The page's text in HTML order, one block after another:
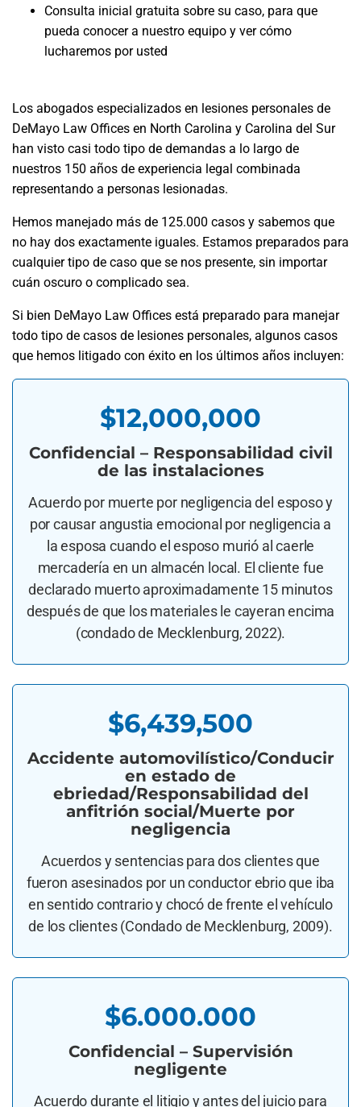
Consulta inicial gratuita sobre su caso, para que
pueda conocer a nuestro equipo y ver cómo
lucharemos por usted
Los abogados especializados en lesiones personales de
DeMayo Law Offices en North Carolina y Carolina del Sur
han visto casi todo tipo de demandas a lo largo de
nuestros 150 años de experiencia legal combinada
representando a personas lesionadas.
Hemos manejado más de 125.000 casos y sabemos que
no hay dos exactamente iguales. Estamos preparados para
cualquier tipo de caso que se nos presente, sin importar
cuán oscuro o complicado sea.
Si bien DeMayo Law Offices está preparado para manejar
todo tipo de casos de lesiones personales, algunos casos
que hemos litigado con éxito en los últimos años incluyen:
$12,000,000
Confidencial – Responsabilidad civil
de las instalaciones
Acuerdo por muerte por negligencia del esposo y
por causar angustia emocional por negligencia a
la esposa cuando el esposo murió al caerle
mercadería en un almacén local. El cliente fue
declarado muerto aproximadamente 15 minutos
después de que los materiales le cayeran encima
(condado de Mecklenburg, 2022).
$6,439,500
Accidente automovilístico/Conducir
en estado de
ebriedad/Responsabilidad del
anfitrión social/Muerte por
negligencia
Acuerdos y sentencias para dos clientes que
fueron asesinados por un conductor ebrio que iba
en sentido contrario y chocó de frente el vehículo
de los clientes (Condado de Mecklenburg, 2009).
$6.000.000
Confidencial – Supervisión
negligente
Acuerdo durante el litigio y antes del juicio para